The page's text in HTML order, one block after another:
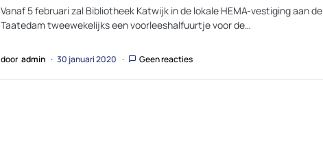
Vanaf 5 februari zal Bibliotheek Katwijk in de lokale HEMA-vestiging aan de
Taatedam tweewekelijks een voorleeshalfuurtje voor de…
door admin 30 januari 2020 Geen reacties